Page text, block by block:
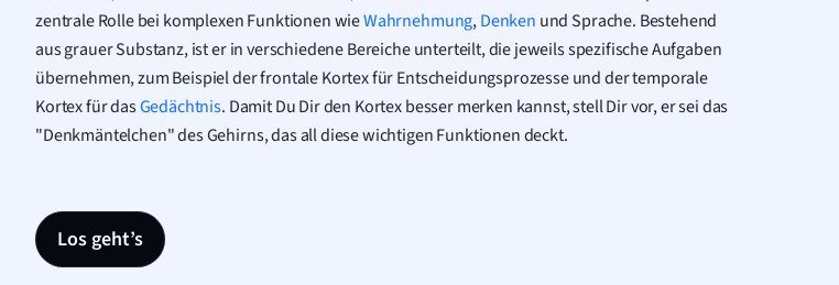
zentrale Rolle bei komplexen Funktionen wieWahrnehmung,Denken und Sprache. Bestehend
aus grauer Substanz, ist er in verschiedene Bereiche unterteilt, die jeweils spezifische Aufgaben
übernehmen, zum Beispiel der frontale Kortex für Entscheidungsprozesse und der temporale
Kortex für dasGedächtnis. Damit Du Dir den Kortex besser merken kannst, stell Dir vor, er sei das
"Denkmäntelchen" des Gehirns, das all diese wichtigen Funktionen deckt.
Los geht’s